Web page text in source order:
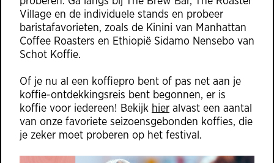
Village en de individuele stands en probeer
baristafavorieten, zoals de Kinini van Manhattan
Coffee Roasters en Ethiopië Sidamo Nensebo van
Schot Koffie.
Of je nu al een koffiepro bent of pas net aan je
koffie-ontdekkingsreis bent begonnen, er is
koffie voor iedereen! Bekijk hier alvast een aantal
van onze favoriete seizoensgebonden koffies, die
je zeker moet proberen op het festival.